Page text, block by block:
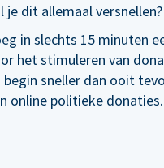
je dit allemaal versnellen?
in slechts 15 minuten
het stimuleren van
begin sneller dan ooit
online politieke donaties.